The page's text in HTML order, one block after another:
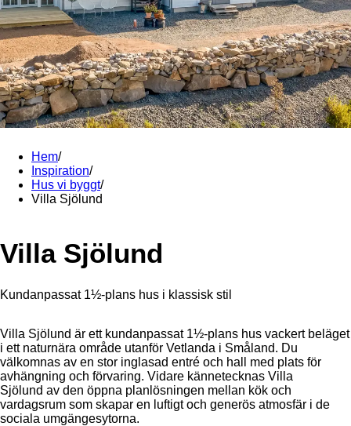
Hem/
Inspiration/
Hus vi byggt/
Villa Sjölund
Villa Sjölund
Kundanpassat 1½-plans hus i klassisk stil
Villa Sjölund är ett kundanpassat 1½-plans hus vackert beläget
i ett naturnära område utanför Vetlanda i Småland. Du
välkomnas av en stor inglasad entré och hall med plats för
avhängning och förvaring. Vidare kännetecknas Villa
Sjölund av den öppna planlösningen mellan kök och
vardagsrum som skapar en luftigt och generös atmosfär i de
sociala umgängesytorna.